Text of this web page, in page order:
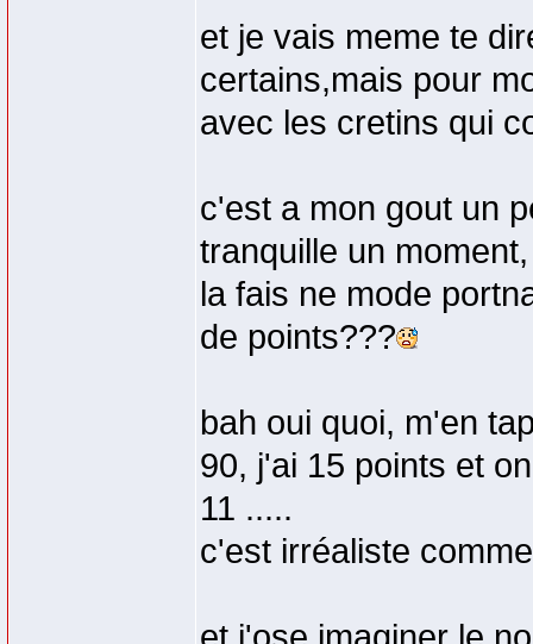
et je vais meme te
certains,mais pour
avec les cretins qui
c'est a mon gout un
tranquille un
la fais ne mode
de points???
bah oui quoi, m'en
90, j'ai 15 points et
11 .....
c'est irréaliste